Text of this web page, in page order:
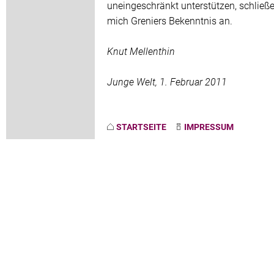
uneingeschränkt unterstützen,
mich Greniers Bekenntnis an.
Knut Mellenthin
Junge Welt, 1. Februar 2011
STARTSEITE IMPRESSUM